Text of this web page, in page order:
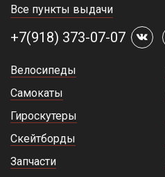
Все пункты выдачи
+7(918) 373-07-07
Велосипеды
Самокаты
Гироскутеры
Скейтборды
Запчасти